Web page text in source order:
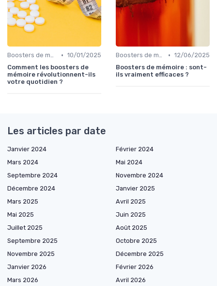
Boosters de mémoire • 10/01/2025
Comment les boosters de
mémoire révolutionnent-ils
votre quotidien ?
Boosters de mémoire • 12/06/2025
Boosters de mémoire : sont-
ils vraiment efficaces ?
Les articles par date
Janvier 2024
Février 2024
Mars 2024
Mai 2024
Septembre 2024
Novembre 2024
Décembre 2024
Janvier 2025
Mars 2025
Avril 2025
Mai 2025
Juin 2025
Juillet 2025
Août 2025
Septembre 2025
Octobre 2025
Novembre 2025
Décembre 2025
Janvier 2026
Février 2026
Mars 2026
Avril 2026